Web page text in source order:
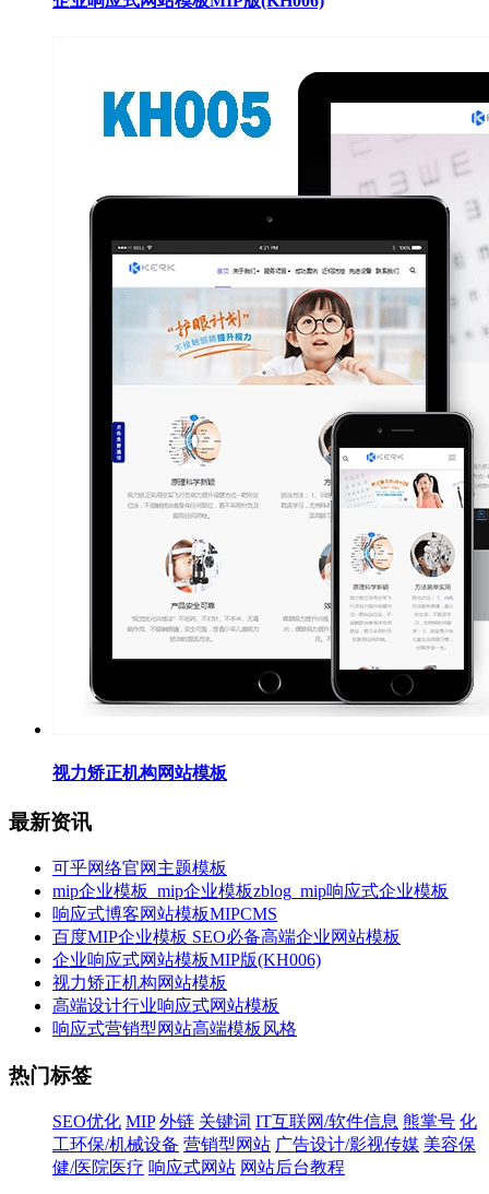
视力矫正机构网站模板
最新资讯
可乎网络官网主题模板
mip企业模板_mip企业模板zblog_mip响应式企业模板
响应式博客网站模板MIPCMS
百度MIP企业模板 SEO必备高端企业网站模板
企业响应式网站模板MIP版(KH006)
视力矫正机构网站模板
高端设计行业响应式网站模板
响应式营销型网站高端模板风格
热门标签
SEO优化 MIP 外链 关键词 IT互联网/软件信息 熊掌号 化
工环保/机械设备 营销型网站 广告设计/影视传媒 美容保
健/医院医疗 响应式网站 网站后台教程